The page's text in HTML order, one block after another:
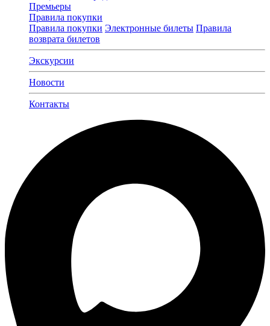
Премьеры
Правила покупки
Правила покупки Электронные билеты Правила
возврата билетов
Экскурсии
Новости
Контакты